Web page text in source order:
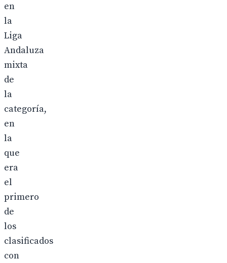
en
la
Liga
Andaluza
mixta
de
la
categoría,
en
la
que
era
el
primero
de
los
clasificados
con